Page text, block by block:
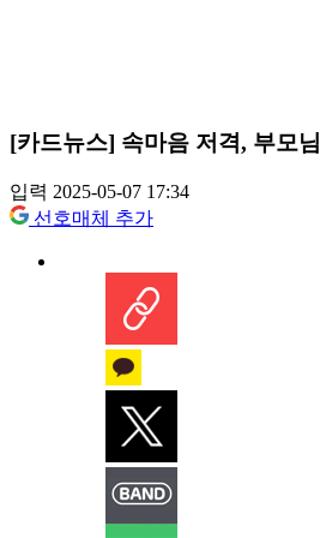
[카드뉴스] 속마음 저격, 부모
입력 2025-05-07 17:34
선호매체 추가